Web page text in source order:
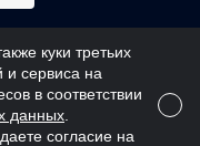
1027700257023
куки третьих
сервиса на
в соответствии
данных
согласие на